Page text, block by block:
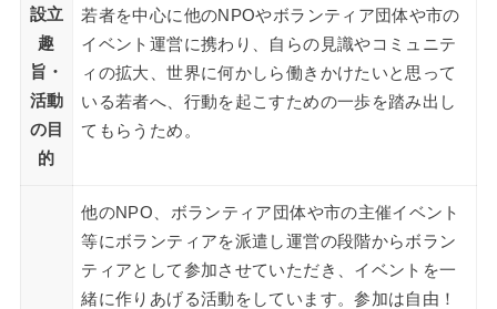
設立
趣
旨・
活動
の目
的
若者を中心に他のNPOやボランティア団体や市の
イベント運営に携わり、自らの見識やコミュニテ
ィの拡大、世界に何かしら働きかけたいと思って
いる若者へ、行動を起こすための一歩を踏み出し
てもらうため。
他のNPO、ボランティア団体や市の主催イベント
等にボランティアを派遣し運営の段階からボラン
ティアとして参加させていただき、イベントを一
緒に作りあげる活動をしています。参加は自由！